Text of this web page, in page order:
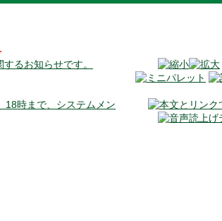
るお知らせです。
18時まで、システムメン